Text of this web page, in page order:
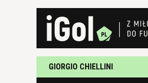
GIORGIO CHIELLINI